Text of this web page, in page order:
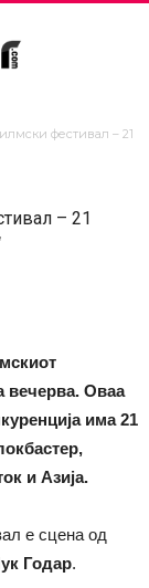
фестивал – 21
– 21
вечерва. Оваа
има 21
и Азија.
е сцена од
Годар.